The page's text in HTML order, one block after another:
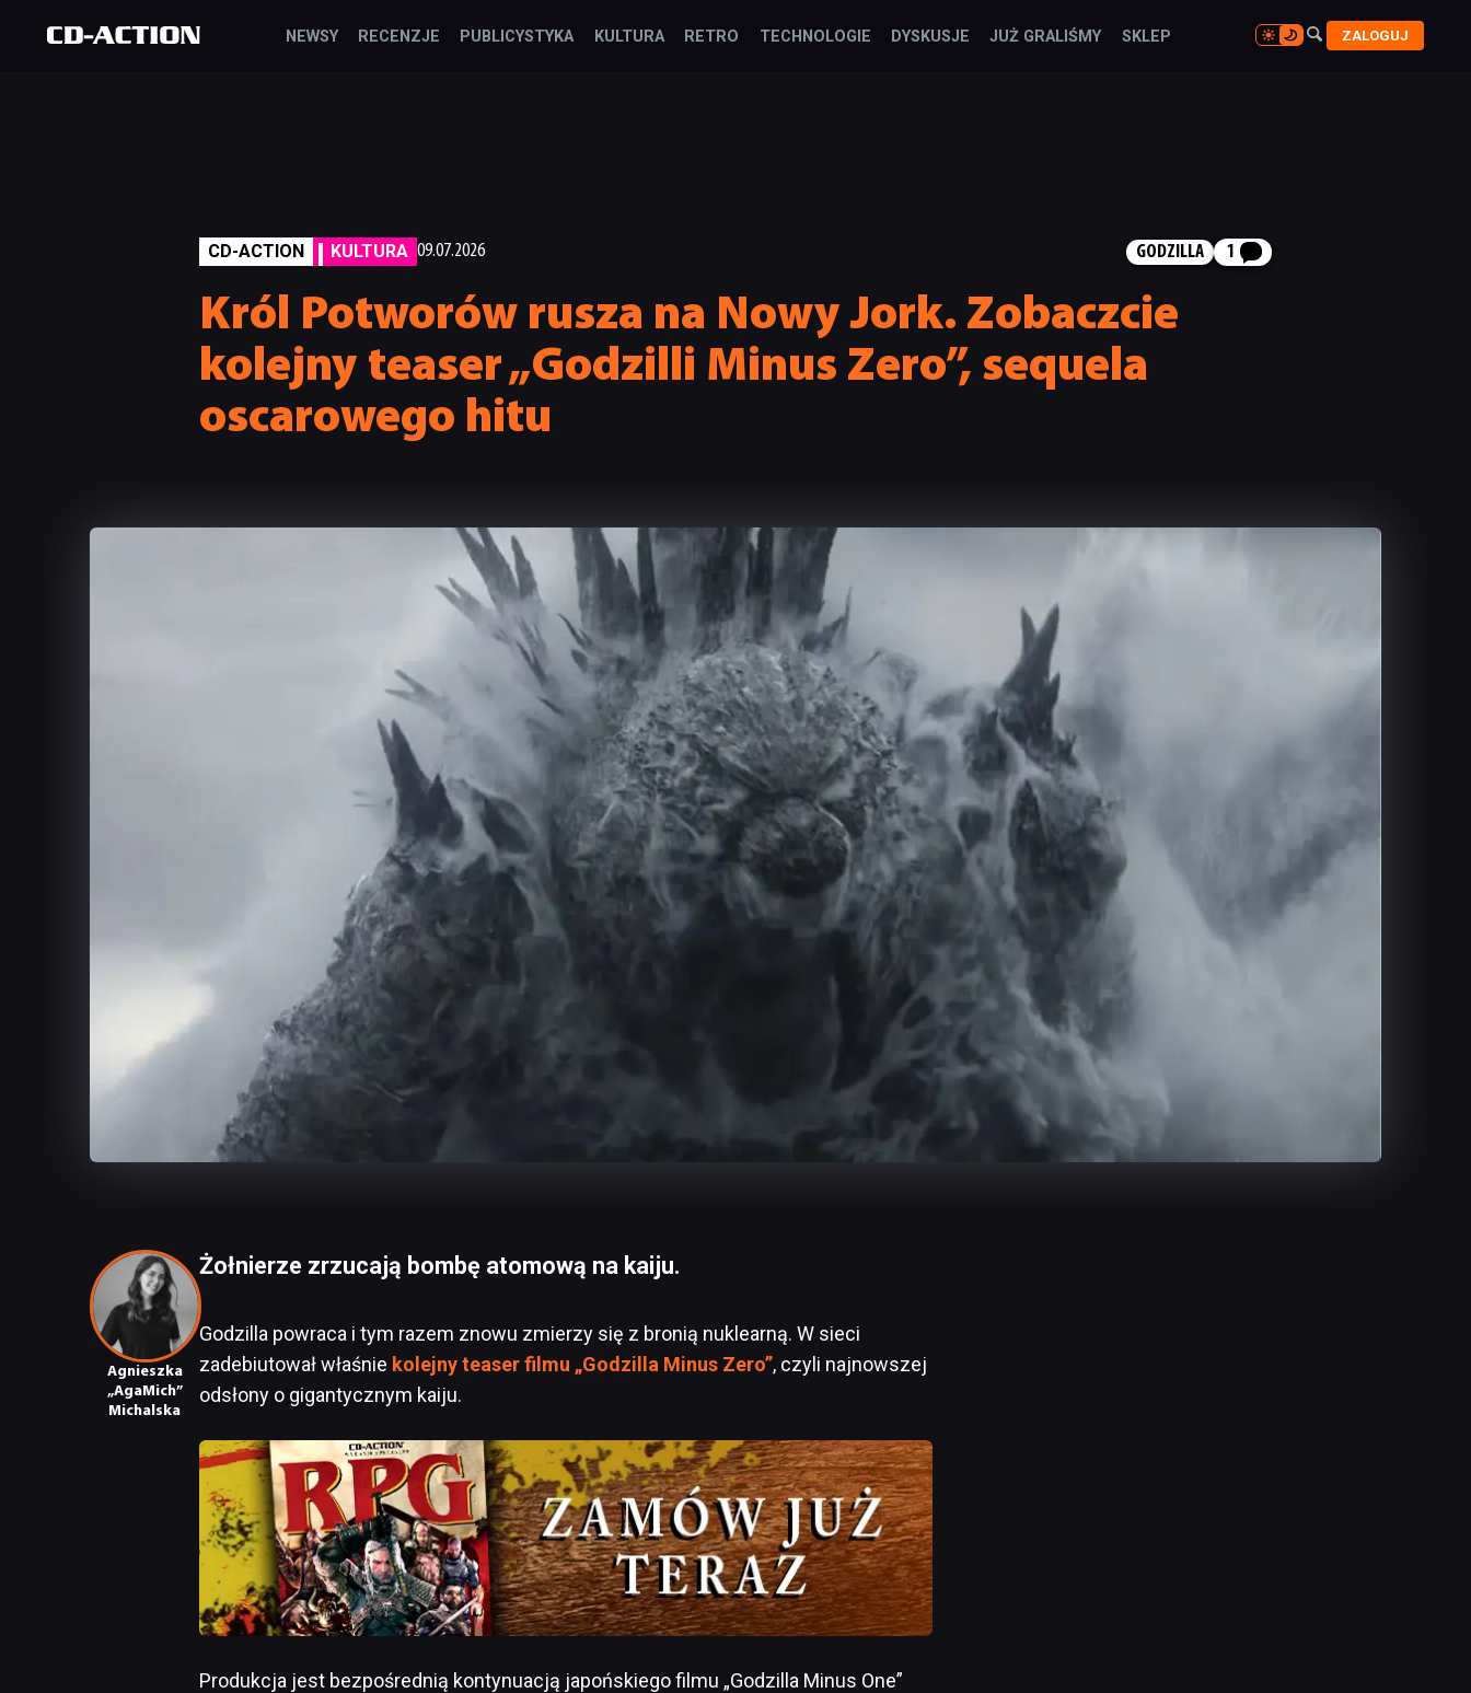
NEWSY RECENZJE PUBLICYSTYKA KULTURA RETRO TECHNOLOGIE DYSKUSJE JUŻ GRALIŚMY SKLEP 
 ZALOGUJ
CD-ACTION KULTURA 09.07.2026 GODZILLA 1
Król Potworów rusza na Nowy Jork. Zobaczcie
kolejny teaser „Godzilli Minus Zero”, sequela
oscarowego hitu
Agnieszka
„AgaMich”
Michalska
Żołnierze zrzucają bombę atomową na kaiju.
Godzilla powraca i tym razem znowu zmierzy się z bronią nuklearną. W sieci
zadebiutował właśnie kolejny teaser filmu „Godzilla Minus Zero”, czyli najnowszej
odsłony o gigantycznym kaiju.
Produkcja jest bezpośrednią kontynuacją japońskiego filmu „Godzilla Minus One”